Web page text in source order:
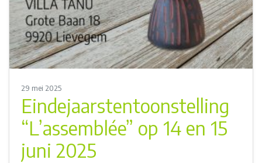
29 mei 2025
Eindejaarstentoonstelling
“L’assemblée” op 14 en 15
juni 2025